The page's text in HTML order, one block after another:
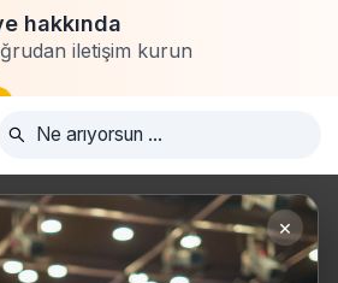
hakkında
iletişim kurun
×